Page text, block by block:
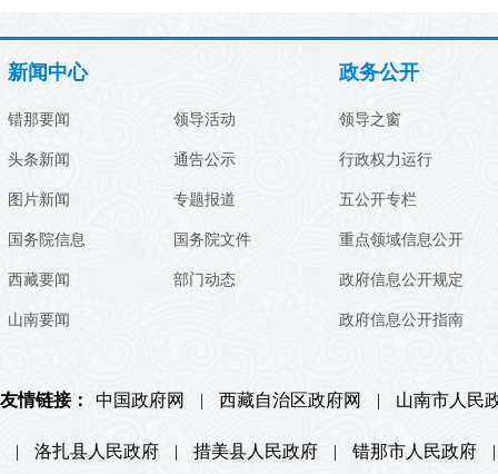
新闻中心
错那要闻
头条新闻
图片新闻
国务院信息
西藏要闻
山南要闻
领导活动
通告公示
专题报道
国务院文件
部门动态
政务公开
领导之窗
行政权力运行
五公开专栏
重点领域信息公开
政府信息公开规定
政府信息公开指南
友情链接： 中国政府网 | 西藏自治区政府网 | 山南市人民
| 洛扎县人民政府 | 措美县人民政府 | 错那市人民政府 |